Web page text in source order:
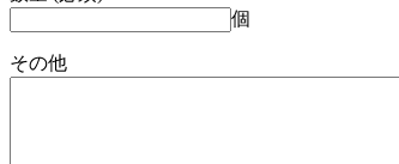
個
その他